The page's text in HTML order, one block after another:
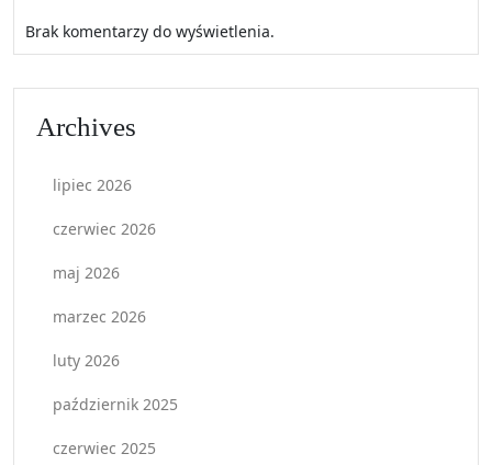
Brak komentarzy do wyświetlenia.
Archives
lipiec 2026
czerwiec 2026
maj 2026
marzec 2026
luty 2026
październik 2025
czerwiec 2025